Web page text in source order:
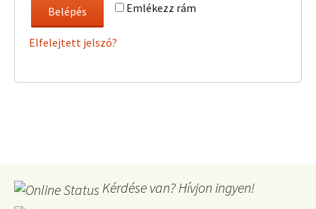
Emlékezz rám
Belépés
Elfelejtett jelszó?
Kérdése van? Hívjon ingyen!